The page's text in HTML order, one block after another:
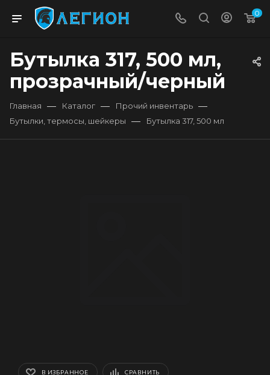
0
Бутылка 317, 500 мл,
прозрачный/черный
Главная — Каталог — Прочий инвентарь —
Бутылки, термосы, шейкеры — Бутылка 317, 500 мл
В ИЗБРАННОЕ СРАВНИТЬ